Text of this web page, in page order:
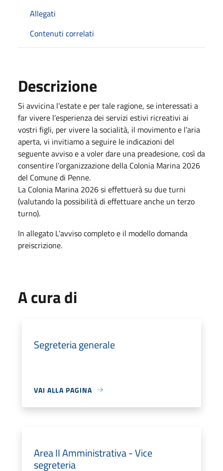
Allegati
Contenuti correlati
Descrizione
Si avvicina l’estate e per tale ragione, se interessati a
far vivere l’esperienza dei servizi estivi ricreativi ai
vostri figli, per vivere la socialità, il movimento e l’aria
aperta, vi invitiamo a seguire le indicazioni del
seguente avviso e a voler dare una preadesione, così da
consentire l’organizzazione della Colonia Marina 2026
del Comune di Penne.
La Colonia Marina 2026 si effettuerà su due turni
(valutando la possibilità di effettuare anche un terzo
turno).
In allegato L'avviso completo e il modello domanda
preiscrizione.
A cura di
Segreteria generale
VAI ALLA PAGINA
Area II Amministrativa - Vice
segreteria